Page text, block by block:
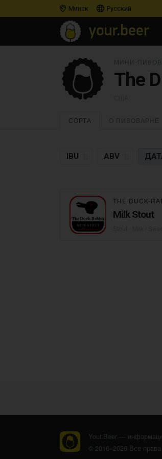
Минск Русский
The
СОРТА
IBU ABV
THE DUCK-
Milk Stout
Your.Beer —
© 2016–2026 Все